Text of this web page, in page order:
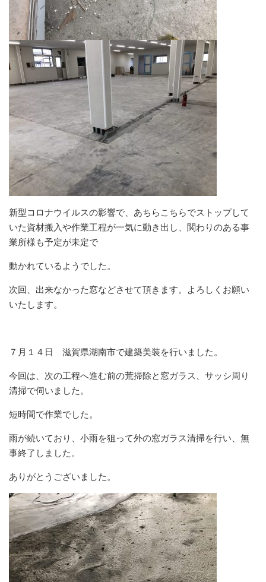
新型コロナウイルスの影響で、あちらこちらでストップして
いた資材搬入や作業工程が一気に動き出し、関わりのある事
業所様も予定が未定で
動かれているようでした。
次回、出来なかった窓などさせて頂きます。よろしくお願い
いたします。
７月１４日 滋賀県湖南市で建築美装を行いました。
今回は、次の工程へ進む前の荒掃除と窓ガラス、サッシ周り
清掃で伺いました。
短時間で作業でした。
雨が続いており、小雨を狙って外の窓ガラス清掃を行い、無
事終了しました。
ありがとうございました。